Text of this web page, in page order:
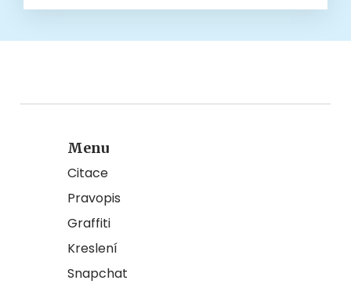
Menu
Citace
Pravopis
Graffiti
Kreslení
Snapchat